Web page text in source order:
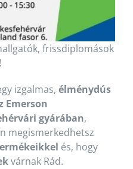
frissdiplomások
izgalmas, élménydús
Emerson
gyárában,
megismerkedhetsz
és, hogy
várnak Rád.